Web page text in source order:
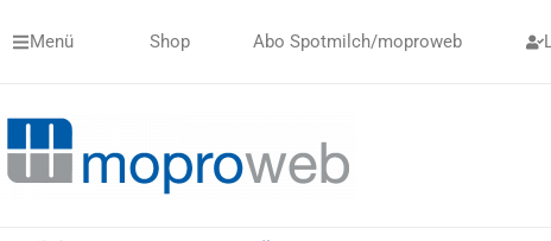
InhaltMenü Shop Abo Spotmilch/moproweb